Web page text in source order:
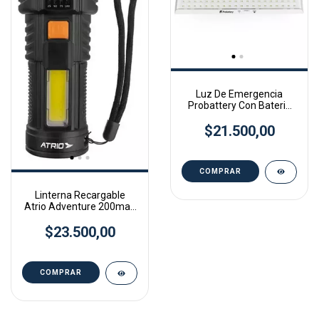
Linterna Recargable
Atrio Adventure 200mah
$23.500,00
Luz De Emergencia
Probattery Con Bateria
a 10hs AUTONOMIA
$21.500,00